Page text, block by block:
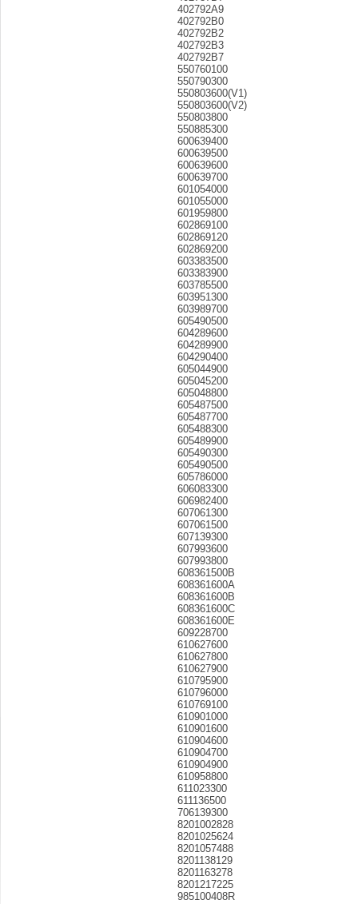
402792A9
402792B0
402792B2
402792B3
402792B7
550760100
550790300
550803600(V1)
550803600(V2)
550803800
550885300
600639400
600639500
600639600
600639700
601054000
601055000
601959800
602869100
602869120
602869200
603383500
603383900
603785500
603951300
603989700
605490500
604289600
604289900
604290400
605044900
605045200
605048800
605487500
605487700
605488300
605489900
605490300
605490500
605786000
606083300
606982400
607061300
607061500
607139300
607993600
607993800
608361500B
608361600A
608361600B
608361600C
608361600E
609228700
610627600
610627800
610627900
610795900
610796000
610769100
610901000
610901600
610904600
610904700
610904900
610958800
611023300
611136500
706139300
8201002828
8201025624
8201057488
8201138129
8201163278
8201217225
985100408R